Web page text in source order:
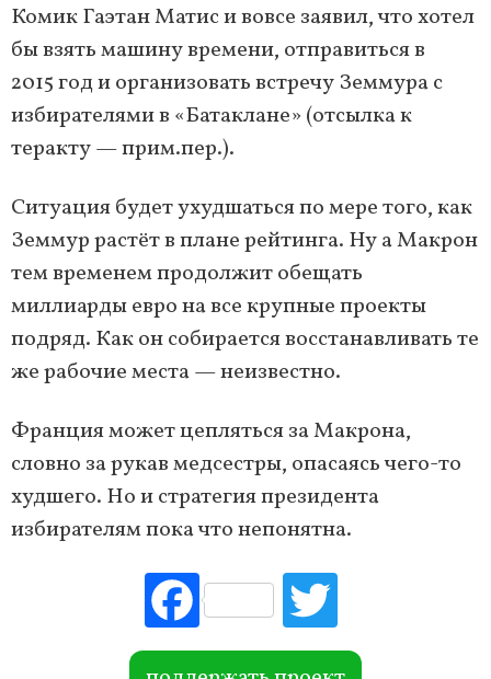
Комик Гаэтан Матис и вовсе заявил, что хотел
бы взять машину времени, отправиться в
2015 год и организовать встречу Земмура с
избирателями в «Батаклане» (отсылка к
теракту — прим.пер.).
Ситуация будет ухудшаться по мере того, как
Земмур растёт в плане рейтинга. Ну а Макрон
тем временем продолжит обещать
миллиарды евро на все крупные проекты
подряд. Как он собирается восстанавливать те
же рабочие места — неизвестно.
Франция может цепляться за Макрона,
словно за рукав медсестры, опасаясь чего-то
худшего. Но и стратегия президента
избирателям пока что непонятна.
Fac
ebo
ok r